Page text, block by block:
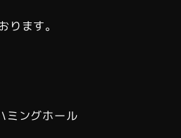
ます。
ングホール